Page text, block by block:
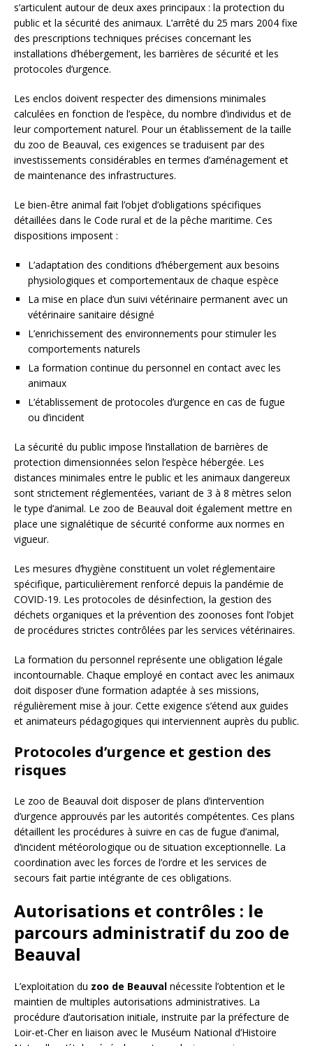
s’articulent autour de deux axes principaux : la protection du
public et la sécurité des animaux. L’arrêté du 25 mars 2004 fixe
des prescriptions techniques précises concernant les
installations d’hébergement, les barrières de sécurité et les
protocoles d’urgence.
Les enclos doivent respecter des dimensions minimales
calculées en fonction de l’espèce, du nombre d’individus et de
leur comportement naturel. Pour un établissement de la taille
du zoo de Beauval, ces exigences se traduisent par des
investissements considérables en termes d’aménagement et
de maintenance des infrastructures.
Le bien-être animal fait l’objet d’obligations spécifiques
détaillées dans le Code rural et de la pêche maritime. Ces
dispositions imposent :
L’adaptation des conditions d’hébergement aux besoins
physiologiques et comportementaux de chaque espèce
La mise en place d’un suivi vétérinaire permanent avec un
vétérinaire sanitaire désigné
L’enrichissement des environnements pour stimuler les
comportements naturels
La formation continue du personnel en contact avec les
animaux
L’établissement de protocoles d’urgence en cas de fugue
ou d’incident
La sécurité du public impose l’installation de barrières de
protection dimensionnées selon l’espèce hébergée. Les
distances minimales entre le public et les animaux dangereux
sont strictement réglementées, variant de 3 à 8 mètres selon
le type d’animal. Le zoo de Beauval doit également mettre en
place une signalétique de sécurité conforme aux normes en
vigueur.
Les mesures d’hygiène constituent un volet réglementaire
spécifique, particulièrement renforcé depuis la pandémie de
COVID-19. Les protocoles de désinfection, la gestion des
déchets organiques et la prévention des zoonoses font l’objet
de procédures strictes contrôlées par les services vétérinaires.
La formation du personnel représente une obligation légale
incontournable. Chaque employé en contact avec les animaux
doit disposer d’une formation adaptée à ses missions,
régulièrement mise à jour. Cette exigence s’étend aux guides
et animateurs pédagogiques qui interviennent auprès du public.
Protocoles d’urgence et gestion des
risques
Le zoo de Beauval doit disposer de plans d’intervention
d’urgence approuvés par les autorités compétentes. Ces plans
détaillent les procédures à suivre en cas de fugue d’animal,
d’incident météorologique ou de situation exceptionnelle. La
coordination avec les forces de l’ordre et les services de
secours fait partie intégrante de ces obligations.
Autorisations et contrôles : le
parcours administratif du zoo de
Beauval
L’exploitation du zoo de Beauval nécessite l’obtention et le
maintien de multiples autorisations administratives. La
procédure d’autorisation initiale, instruite par la préfecture de
Loir-et-Cher en liaison avec le Muséum National d’Histoire